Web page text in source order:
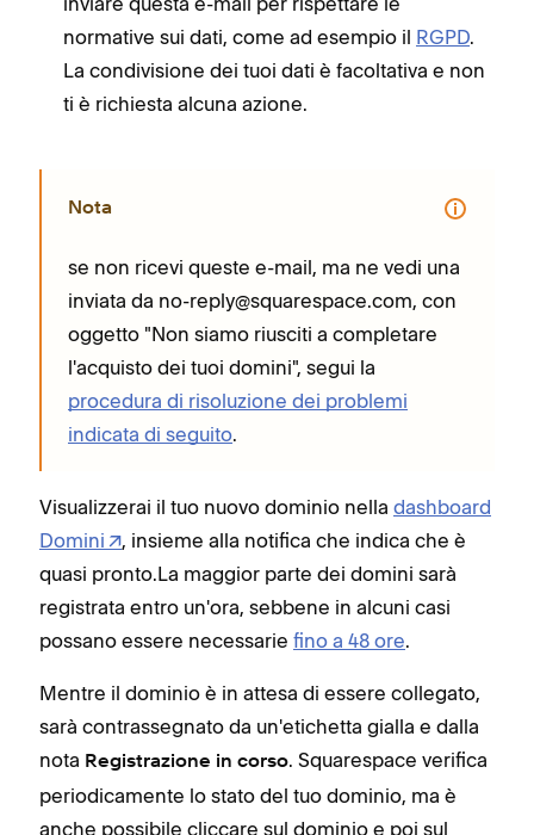
normative sui dati, come ad esempio il RGPD.
La condivisione dei tuoi dati è facoltativa e non
ti è richiesta alcuna azione.
Nota
se non ricevi queste e-mail, ma ne vedi una
inviata da no-reply@squarespace.com, con
oggetto "Non siamo riusciti a completare
l'acquisto dei tuoi domini", segui la
procedura di risoluzione dei problemi
indicata di seguito.
Visualizzerai il tuo nuovo dominio nella dashboard
Domini
, insieme alla notifica che indica che è
quasi pronto.La maggior parte dei domini sarà
registrata entro un'ora, sebbene in alcuni casi
possano essere necessarie fino a 48 ore.
Mentre il dominio è in attesa di essere collegato,
sarà contrassegnato da un'etichetta gialla e dalla
nota Registrazione in corso. Squarespace verifica
periodicamente lo stato del tuo dominio, ma è
anche possibile cliccare sul dominio e poi sul